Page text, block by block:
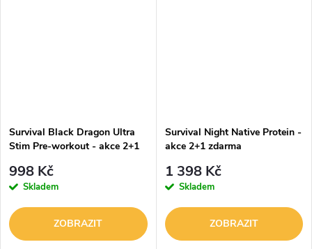
Survival Black Dragon Ultra
Stim Pre-workout - akce 2+1
998 Kč
Skladem
ZOBRAZIT
Survival Night Native Protein -
akce 2+1 zdarma
1 398 Kč
Skladem
ZOBRAZIT